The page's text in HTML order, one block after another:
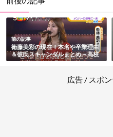
前の記事
衛藤美彩の現在！本名や卒業理由
＆彼氏スキャンダルまとめ～高校
時代からアイドル活動
広告 / スポ